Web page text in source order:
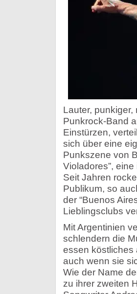
Lauter, punkiger,
Punkrock-Band
Einstürzen,
sich über eine
Punkszene von
Violadores”,
Seit Jahren
Publikum, so
der “Buenos
Lieblingsclubs
Mit Argentinien
schlendern die
essen köstliches
auch wenn sie
Wie der Name
zu ihrer zweiten